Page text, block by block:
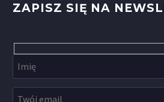
ZAPISZ SIĘ NA